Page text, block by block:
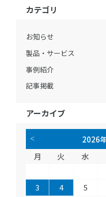
カテゴリ
お知らせ
製品・サービス
事例紹介
記事掲載
アーカイブ
月 火 水
3
4 5